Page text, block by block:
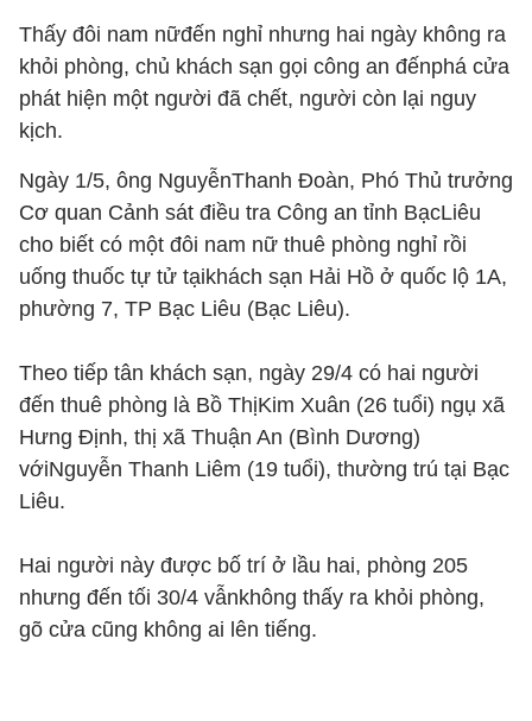
Thấy đôi nam nữđến nghỉ nhưng hai ngày không ra
khỏi phòng, chủ khách sạn gọi công an đếnphá cửa
phát hiện một người đã chết, người còn lại nguy
kịch.
Ngày 1/5, ông NguyễnThanh Đoàn, Phó Thủ trưởng
Cơ quan Cảnh sát điều tra Công an tỉnh BạcLiêu
cho biết có một đôi nam nữ thuê phòng nghỉ rồi
uống thuốc tự tử tạikhách sạn Hải Hồ ở quốc lộ 1A,
phường 7, TP Bạc Liêu (Bạc Liêu).
Theo tiếp tân khách sạn, ngày 29/4 có hai người
đến thuê phòng là Bồ ThịKim Xuân (26 tuổi) ngụ xã
Hưng Định, thị xã Thuận An (Bình Dương)
vớiNguyễn Thanh Liêm (19 tuổi), thường trú tại Bạc
Liêu.
Hai người này được bố trí ở lầu hai, phòng 205
nhưng đến tối 30/4 vẫnkhông thấy ra khỏi phòng,
gõ cửa cũng không ai lên tiếng.